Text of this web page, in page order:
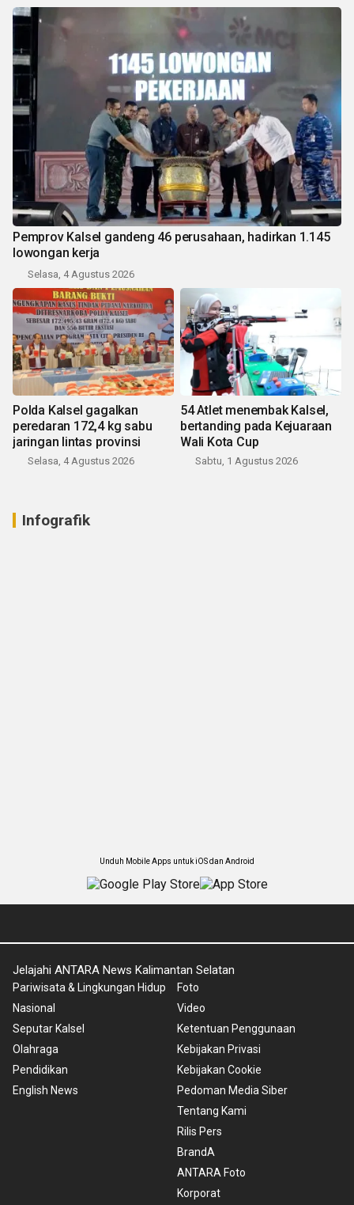
Pemprov Kalsel gandeng 46 perusahaan, hadirkan 1.145
lowongan kerja
Selasa, 4 Agustus 2026
Polda Kalsel gagalkan
peredaran 172,4 kg sabu
jaringan lintas provinsi
Selasa, 4 Agustus 2026
54 Atlet menembak Kalsel,
bertanding pada Kejuaraan
Wali Kota Cup
Sabtu, 1 Agustus 2026
Infografik
Unduh Mobile Apps untuk iOS dan Android
Jelajahi ANTARA News Kalimantan Selatan
Pariwisata & Lingkungan Hidup
Nasional
Seputar Kalsel
Olahraga
Pendidikan
English News
Foto
Video
Ketentuan Penggunaan
Kebijakan Privasi
Kebijakan Cookie
Pedoman Media Siber
Tentang Kami
Rilis Pers
BrandA
ANTARA Foto
Korporat